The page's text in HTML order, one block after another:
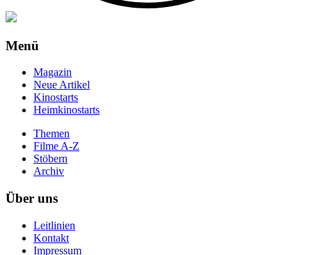
Menü
Magazin
Neue Artikel
Kinostarts
Heimkinostarts
Themen
Filme A-Z
Stöbern
Archiv
Über uns
Leitlinien
Kontakt
Impressum